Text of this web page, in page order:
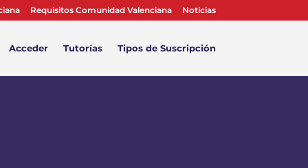
Requisitos Comunidad Valenciana Noticias
Acceder Tutorías Tipos de Suscripción